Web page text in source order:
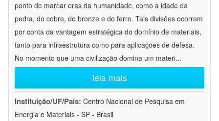
ponto de marcar eras da humanidade, como a idade da
pedra, do cobre, do bronze e do ferro. Tais divisões ocorrem
por conta da vantagem estratégica do domínio de materiais,
tanto para infraestrutura como para aplicações de defesa.
No momento que uma civilização domina um materi...
leia mais
Instituição/UF/País: Centro Nacional de Pesquisa em
Energia e Materiais - SP - Brasil